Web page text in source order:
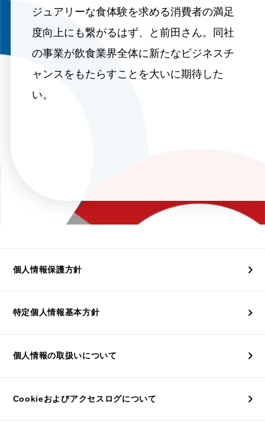
ジュアリーな食体験を求める消費者の満足
度向上にも繋がるはず、と前田さん。同社
の事業が飲食業界全体に新たなビジネスチ
ャンスをもたらすことを大いに期待した
い。
個人情報保護方針
特定個人情報基本方針
個人情報の取扱いについて
Cookieおよびアクセスログについて